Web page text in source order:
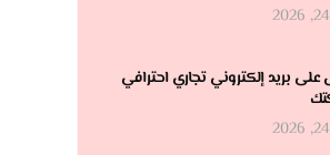
بريد إلكتروني تجاري احترافي